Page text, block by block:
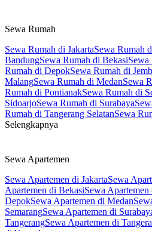
Sewa Rumah
Sewa Rumah di JakartaSewa Rumah
BandungSewa Rumah di Bekasi
Rumah di DepokSewa Rumah di
MalangSewa Rumah di MedanSewa
Rumah di PontianakSewa Rumah di
SidoarjoSewa Rumah di Surabaya
Rumah di Tangerang SelatanSewa
Selengkapnya
Sewa Apartemen
Sewa Apartemen di JakartaSewa
Apartemen di BekasiSewa
DepokSewa Apartemen di Medan
SemarangSewa Apartemen di
TangerangSewa Apartemen di